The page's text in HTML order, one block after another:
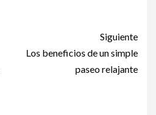
Siguiente
Los beneficios de un simple
paseo relajante